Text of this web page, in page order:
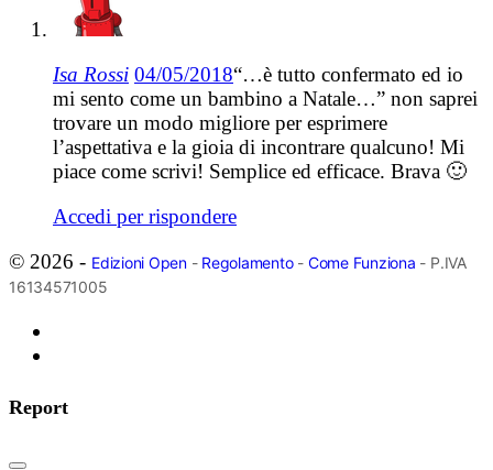
Isa Rossi 04/05/2018“…è tutto confermato ed io
mi sento come un bambino a Natale…” non saprei
trovare un modo migliore per esprimere
l’aspettativa e la gioia di incontrare qualcuno! Mi
piace come scrivi! Semplice ed efficace. Brava 🙂
Accedi per rispondere
© 2026 - Edizioni Open- Regolamento- Come Funziona - P.IVA
16134571005
Report